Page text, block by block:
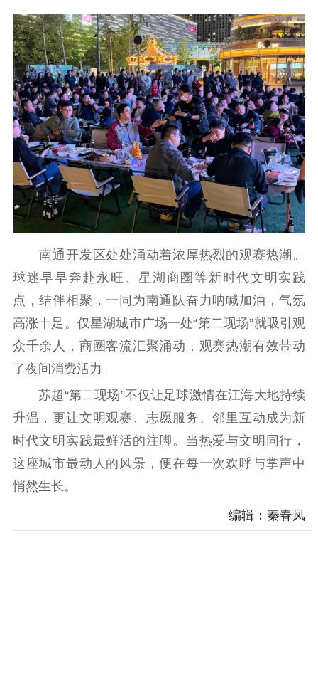
南通开发区处处涌动着浓厚热烈的观赛热潮。
球迷早早奔赴永旺、星湖商圈等新时代文明实践
点，结伴相聚，一同为南通队奋力呐喊加油，气氛
高涨十足。仅星湖城市广场一处“第二现场”就吸引观
众千余人，商圈客流汇聚涌动，观赛热潮有效带动
了夜间消费活力。
苏超“第二现场”不仅让足球激情在江海大地持续
升温，更让文明观赛、志愿服务、邻里互动成为新
时代文明实践最鲜活的注脚。当热爱与文明同行，
这座城市最动人的风景，便在每一次欢呼与掌声中
悄然生长。
编辑：秦春凤